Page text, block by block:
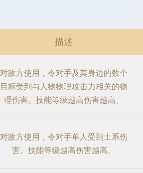
描述
对敌方使用，令对手及其身边的数个
目标受到与人物物理攻击力相关的物
理伤害。技能等级越高伤害越高。
对敌方使用，令对手单人受到土系伤
害。技能等级越高伤害越高。